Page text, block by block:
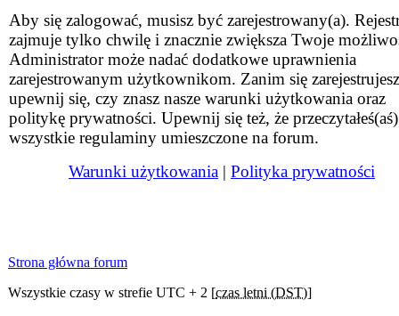
Aby się zalogować, musisz być zarejestrowany(a).
zajmuje tylko chwilę i znacznie zwiększa Twoje
Administrator może nadać dodatkowe uprawnienia
zarejestrowanym użytkownikom. Zanim się
upewnij się, czy znasz nasze warunki użytkowania oraz
politykę prywatności. Upewnij się też, że przeczytałeś(aś)
wszystkie regulaminy umieszczone na forum.
Warunki użytkowania | Polityka prywatności
Strona główna forum
Wszystkie czasy w strefie UTC + 2 [czas letni (DST)]